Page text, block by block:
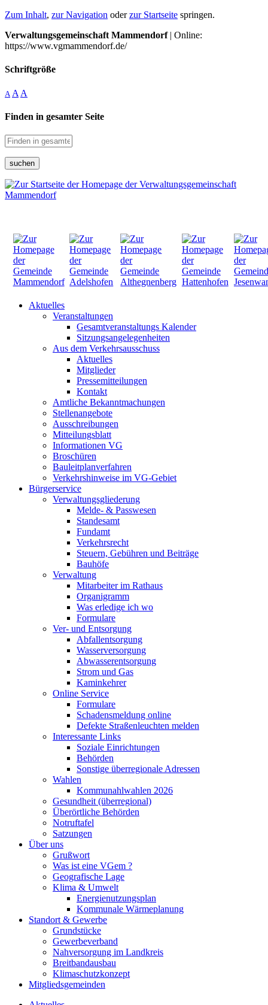
Zum Inhalt, zur Navigation oderzur Startseite springen.
Verwaltungsgemeinschaft Mammendorf| Online:
https://www.vgmammendorf.de/
Schriftgröße
A A A
Finden in gesamter Seite
suchen
Aktuelles
Veranstaltungen
Gesamtveranstaltungs Kalender
Sitzungsangelegenheiten
Aus dem Verkehrsausschuss
Aktuelles
Mitglieder
Pressemitteilungen
Kontakt
Amtliche Bekanntmachungen
Stellenangebote
Ausschreibungen
Mitteilungsblatt
Informationen VG
Broschüren
Bauleitplanverfahren
Verkehrshinweise im VG-Gebiet
Bürgerservice
Verwaltungsgliederung
Melde- & Passwesen
Standesamt
Fundamt
Verkehrsrecht
Steuern, Gebühren und Beiträge
Bauhöfe
Verwaltung
Mitarbeiter im Rathaus
Organigramm
Was erledige ich wo
Formulare
Ver- und Entsorgung
Abfallentsorgung
Wasserversorgung
Abwasserentsorgung
Strom und Gas
Kaminkehrer
Online Service
Formulare
Schadensmeldung online
Defekte Straßenleuchten melden
Interessante Links
Soziale Einrichtungen
Behörden
Sonstige überregionale Adressen
Wahlen
Kommunahlwahlen 2026
Gesundheit (überregional)
Überörtliche Behörden
Notruftafel
Satzungen
Über uns
Grußwort
Was ist eine VGem ?
Geografische Lage
Klima & Umwelt
Energienutzungsplan
Kommunale Wärmeplanung
Standort & Gewerbe
Grundstücke
Gewerbeverband
Nahversorgung im Landkreis
Breitbandausbau
Klimaschutzkonzept
Mitgliedsgemeinden